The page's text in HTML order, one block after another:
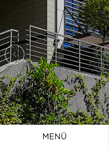
ANA SAYFAMENÜ